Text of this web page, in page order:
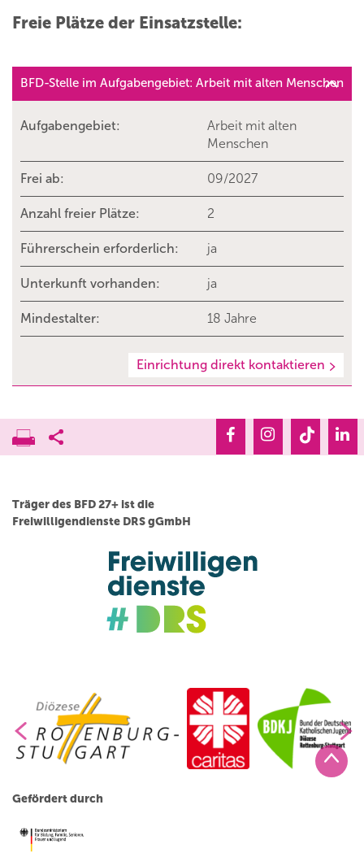
Freie Plätze der Einsatzstelle:
BFD-Stelle im Aufgabengebiet: Arbeit mit alten Menschen
Aufgabengebiet:
Arbeit mit alten
Menschen
Frei ab: 09/2027
Anzahl freier Plätze: 2
Führerschein erforderlich: ja
Unterkunft vorhanden: ja
Mindestalter: 18 Jahre
Einrichtung direkt kontaktieren
Träger des BFD 27+ ist die
Freiwilligendienste DRS gGmbH
Gefördert durch